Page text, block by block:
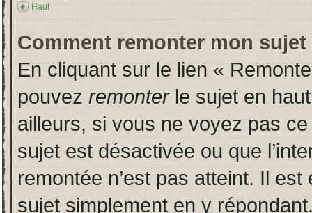
Haut
Comment remonter mon sujet
En cliquant sur le lien «
pouvez remonterle sujet en
ailleurs, si vous ne voyez pas
sujet est désactivée ou que
remontée n’est pas atteint. Il
sujet simplement en y